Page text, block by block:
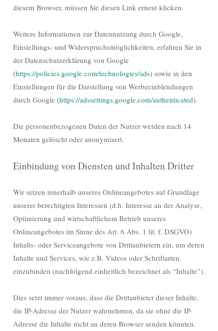
diesem Browser, müssen Sie diesen Link erneut klicken.
Weitere Informationen zur Datennutzung durch Google,
Einstellungs- und Widerspruchsmöglichkeiten, erfahren Sie in
der Datenschutzerklärung von Google
(https://policies.google.com/technologies/ads) sowie in den
Einstellungen für die Darstellung von Werbeeinblendungen
durch Google (https://adssettings.google.com/authenticated).
Die personenbezogenen Daten der Nutzer werden nach 14
Monaten gelöscht oder anonymisert.
Einbindung von Diensten und Inhalten Dritter
Wir setzen innerhalb unseres Onlineangebotes auf Grundlage
unserer berechtigten Interessen (d.h. Interesse an der Analyse,
Optimierung und wirtschaftlichem Betrieb unseres
Onlineangebotes im Sinne des Art. 6 Abs. 1 lit. f. DSGVO)
Inhalts- oder Serviceangebote von Drittanbietern ein, um deren
Inhalte und Services, wie z.B. Videos oder Schriftarten
einzubinden (nachfolgend einheitlich bezeichnet als “Inhalte”).
Dies setzt immer voraus, dass die Drittanbieter dieser Inhalte,
die IP-Adresse der Nutzer wahrnehmen, da sie ohne die IP-
Adresse die Inhalte nicht an deren Browser senden könnten.